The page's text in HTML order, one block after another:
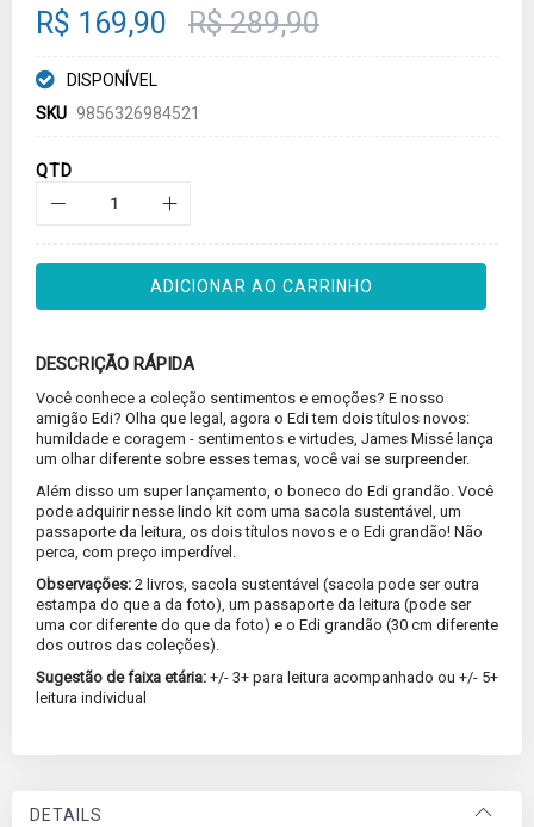
images
galleryR$ 169,90 R$ 289,90
DISPONÍVEL
SKU 9856326984521
QTD
ADICIONAR AO CARRINHO
DESCRIÇÃO RÁPIDA
Você conhece a coleção sentimentos e emoções? E nosso
amigão Edi? Olha que legal, agora o Edi tem dois títulos novos:
humildade e coragem - sentimentos e virtudes, James Missé lança
um olhar diferente sobre esses temas, você vai se surpreender.
Além disso um super lançamento, o boneco do Edi grandão. Você
pode adquirir nesse lindo kit com uma sacola sustentável, um
passaporte da leitura, os dois títulos novos e o Edi grandão! Não
perca, com preço imperdível.
Observações: 2 livros, sacola sustentável (sacola pode ser outra
estampa do que a da foto), um passaporte da leitura (pode ser
uma cor diferente do que da foto) e o Edi grandão (30 cm diferente
dos outros das coleções).
Sugestão de faixa etária: +/- 3+ para leitura acompanhado ou +/- 5+
leitura individual
DETAILS